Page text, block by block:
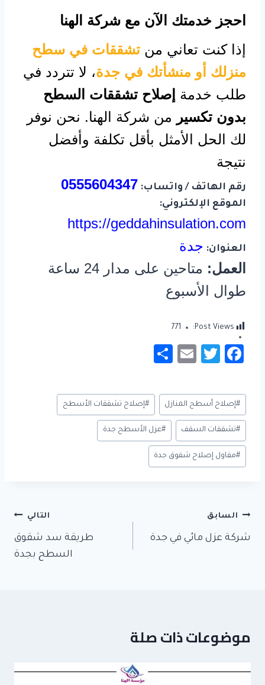
احجز خدمتك الآن مع شركة الهنا
إذا كنت تعاني من تشققات في سطح
منزلك أو منشأتك في جدة، لا تتردد في
طلب خدمة إصلاح تشققات السطح
بدون تكسير من شركة الهنا. نحن نوفر
لك الحل الأمثل بأقل تكلفة وأفضل
نتيجة
رقم الهاتف / واتساب: 0555604347
الموقع الإلكتروني:
https://geddahinsulation.com
العنوان: جدة
العمل:
متاحين على مدار 24 ساعة
طوال الأسبوع
Post Views:
771
Fa
e
b
o
ok
T
tt
er
E
ail
ar
e
وسوم
المقال:
#إصلاح أسطح المنازل #إصلاح تشققات الأسطح
#تشققات السقف #عزل الأسطح جدة
#مقاول إصلاح شقوق جدة
تصفّح
المقالات
السابق
شركة عزل مائي في جدة
التالي
طريقة سد شقوق
السطح بجدة
موضوعات ذات صلة